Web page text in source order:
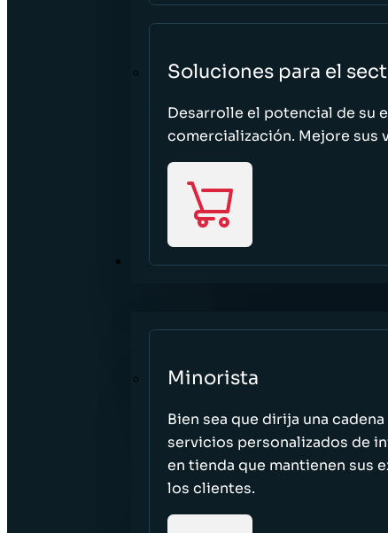
Soluciones para el
Desarrolle el potencial de su
comercialización. Mejore sus
SECTORES
Minorista
Bien sea que dirija una
servicios personalizados de
en tienda que mantienen sus
los clientes.